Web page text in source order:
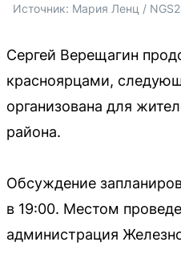
Источник: Мария Ленц /
Сергей Верещагин
красноярцами,
организована для
района.
Обсуждение
в 19:00. Местом
администрация